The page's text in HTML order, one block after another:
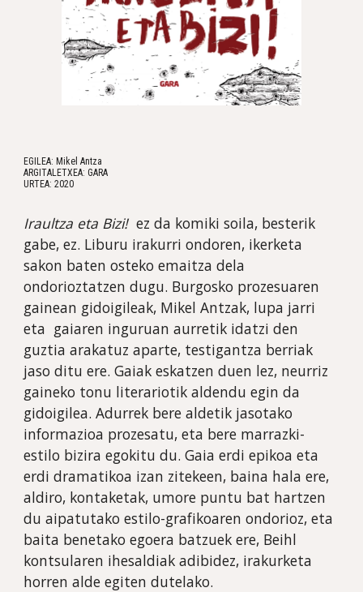
EGILEA: Mikel Antza
ARGITALETXEA: GARA
URTEA: 2020
Iraultza eta Bizi! ez da komiki soila, besterik
gabe, ez. Liburu irakurri ondoren, ikerketa
sakon baten osteko emaitza dela
ondorioztatzen dugu. Burgosko prozesuaren
gainean gidoigileak, Mikel Antzak, lupa jarri
eta  gaiaren inguruan aurretik idatzi den
guztia arakatuz aparte, testigantza berriak
jaso ditu ere. Gaiak eskatzen duen lez, neurriz
gaineko tonu literariotik aldendu egin da
gidoigilea. Adurrek bere aldetik jasotako
informazioa prozesatu, eta bere marrazki-
estilo bizira egokitu du. Gaia erdi epikoa eta
erdi dramatikoa izan zitekeen, baina hala ere,
aldiro, kontaketak, umore puntu bat hartzen
du aipatutako estilo-grafikoaren ondorioz, eta
baita benetako egoera batzuek ere, Beihl
kontsularen ihesaldiak adibidez, irakurketa
horren alde egiten dutelako.